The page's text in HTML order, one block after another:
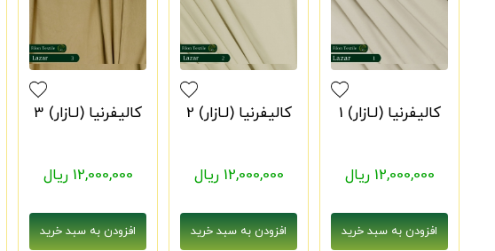
کالیفرنیا (لـازار) 1
12,000,000 ریال
کالیفرنیا (لـازار) 2
12,000,000 ریال
کالیفرنیا (لـازار) 3
12,000,000 ریال